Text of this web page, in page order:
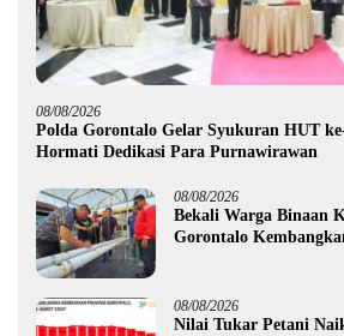
08/08/2026
Polda Gorontalo Gelar Syukuran HUT
Hormati Dedikasi Para Purnawirawan
08/08/2026
Bekali Warga Binaan
Gorontalo
08/08/2026
Nilai Tukar Petani